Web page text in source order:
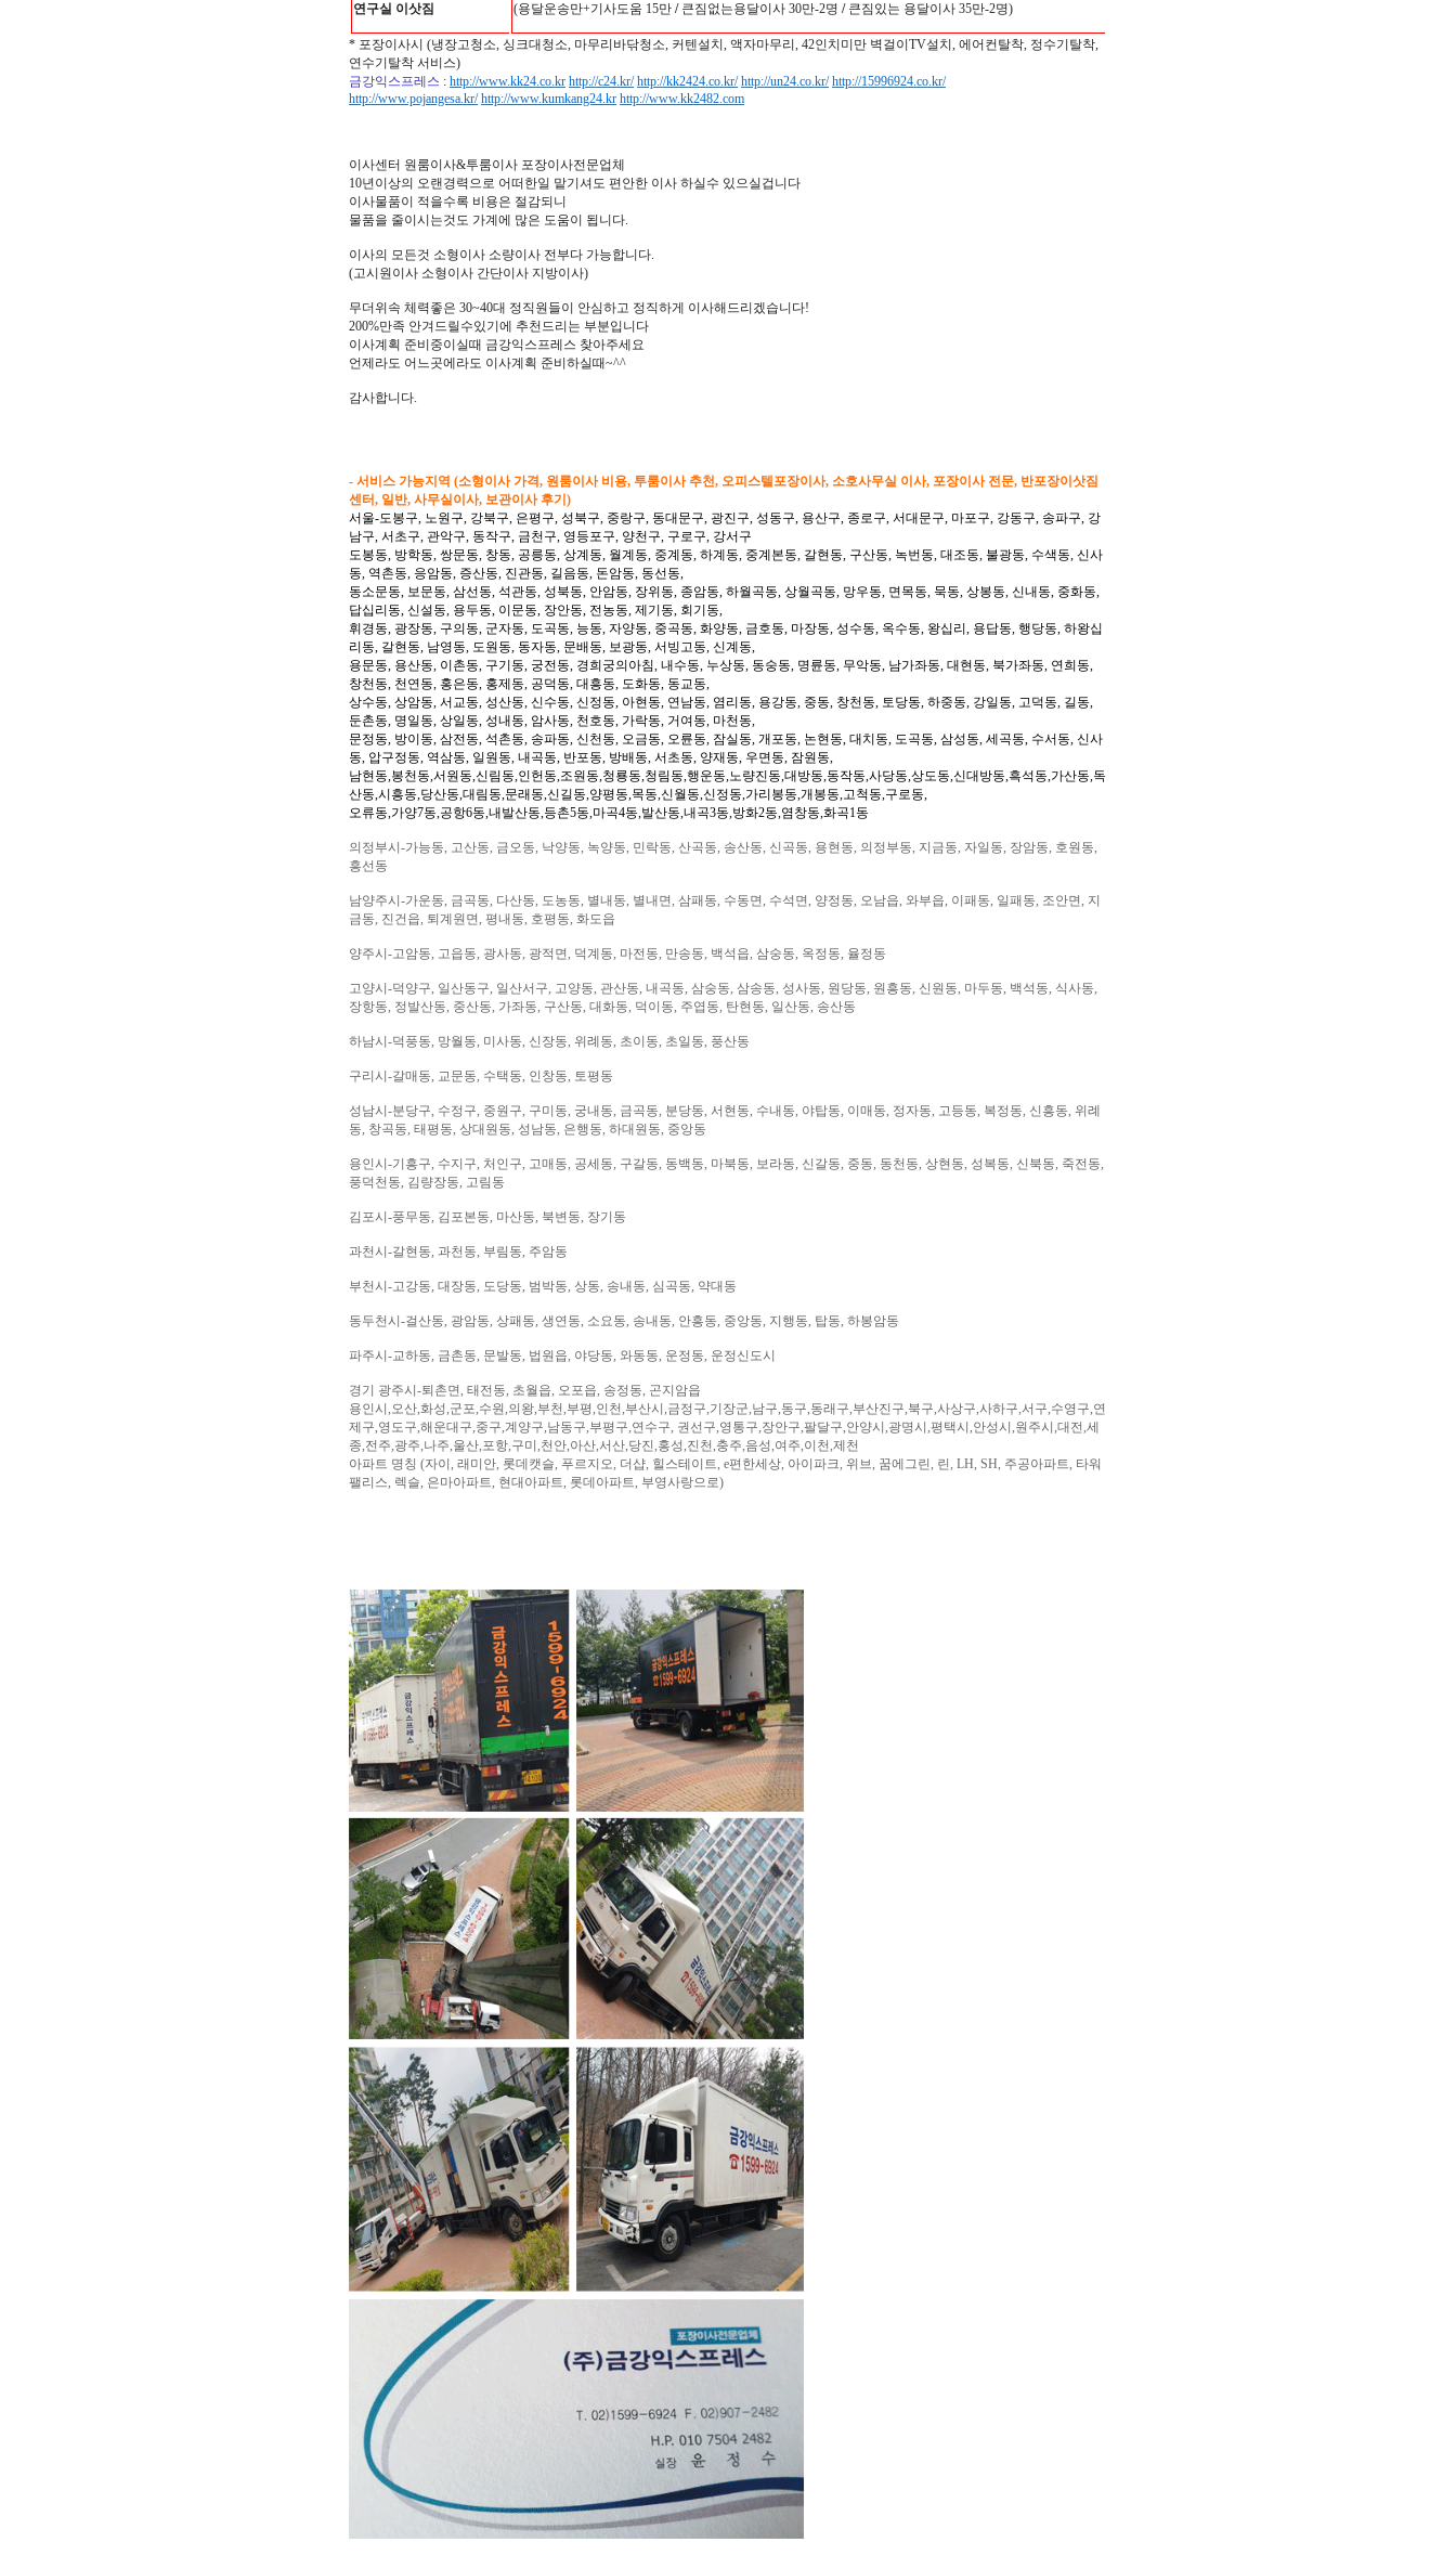
연구실 이삿짐 (용달운송만+기사도움 15만 /큰짐없는용달이사 30만-2명 /큰짐있는 용달이사 35만-2명)
* 포장이사시 (냉장고청소, 싱크대청소, 마무리바닦청소, 커텐설치, 액자마무리, 42인치미만 벽걸이TV설치, 에어컨탈착, 정수기탈착,
연수기탈착 서비스)
금강익스프레스 : http://www.kk24.co.kr http://c24.kr/ http://kk2424.co.kr/ http://un24.co.kr/ http://15996924.co.kr/
http://www.pojangesa.kr/ http://www.kumkang24.kr http://www.kk2482.com
이사센터 원룸이사&투룸이사 포장이사전문업체
10년이상의 오랜경력으로 어떠한일 맡기셔도 편안한 이사 하실수 있으실겁니다
이사물품이 적을수록 비용은 절감되니
물품을 줄이시는것도 가계에 많은 도움이 됩니다.
이사의 모든것 소형이사 소량이사 전부다 가능합니다.
(고시원이사 소형이사 간단이사 지방이사)
무더위속 체력좋은 30~40대 정직원들이 안심하고 정직하게 이사해드리겠습니다!
200%만족 안겨드릴수있기에 추천드리는 부분입니다
이사계획 준비중이실때 금강익스프레스 찾아주세요
언제라도 어느곳에라도 이사계획 준비하실때~^^
감사합니다.
- 서비스 가능지역 (소형이사 가격, 원룸이사 비용, 투룸이사 추천, 오피스텔포장이사, 소호사무실 이사, 포장이사 전문, 반포장이삿짐
센터, 일반, 사무실이사, 보관이사 후기)
서울-도봉구, 노원구, 강북구, 은평구, 성북구, 중랑구, 동대문구, 광진구, 성동구, 용산구, 종로구, 서대문구, 마포구, 강동구, 송파구, 강
남구, 서초구, 관악구, 동작구, 금천구, 영등포구, 양천구, 구로구, 강서구
도봉동, 방학동, 쌍문동, 창동, 공릉동, 상계동, 월계동, 중계동, 하계동, 중계본동, 갈현동, 구산동, 녹번동, 대조동, 불광동, 수색동, 신사
동, 역촌동, 응암동, 증산동, 진관동, 길음동, 돈암동, 동선동,
동소문동, 보문동, 삼선동, 석관동, 성북동, 안암동, 장위동, 종암동, 하월곡동, 상월곡동, 망우동, 면목동, 묵동, 상봉동, 신내동, 중화동,
답십리동, 신설동, 용두동, 이문동, 장안동, 전농동, 제기동, 회기동,
휘경동, 광장동, 구의동, 군자동, 도곡동, 능동, 자양동, 중곡동, 화양동, 금호동, 마장동, 성수동, 옥수동, 왕십리, 용답동, 행당동, 하왕십
리동, 갈현동, 남영동, 도원동, 동자동, 문배동, 보광동, 서빙고동, 신계동,
용문동, 용산동, 이촌동, 구기동, 궁전동, 경희궁의아침, 내수동, 누상동, 동숭동, 명륜동, 무악동, 남가좌동, 대현동, 북가좌동, 연희동,
창천동, 천연동, 홍은동, 홍제동, 공덕동, 대흥동, 도화동, 동교동,
상수동, 상암동, 서교동, 성산동, 신수동, 신정동, 아현동, 연남동, 염리동, 용강동, 중동, 창천동, 토당동, 하중동, 강일동, 고덕동, 길동,
둔촌동, 명일동, 상일동, 성내동, 암사동, 천호동, 가락동, 거여동, 마천동,
문정동, 방이동, 삼전동, 석촌동, 송파동, 신천동, 오금동, 오륜동, 잠실동, 개포동, 논현동, 대치동, 도곡동, 삼성동, 세곡동, 수서동, 신사
동, 압구정동, 역삼동, 일원동, 내곡동, 반포동, 방배동, 서초동, 양재동, 우면동, 잠원동,
남현동,봉천동,서원동,신림동,인헌동,조원동,청룡동,청림동,행운동,노량진동,대방동,동작동,사당동,상도동,신대방동,흑석동,가산동,독
산동,시흥동,당산동,대림동,문래동,신길동,양평동,목동,신월동,신정동,가리봉동,개봉동,고척동,구로동,
오류동,가양7동,공항6동,내발산동,등촌5동,마곡4동,발산동,내곡3동,방화2동,염창동,화곡1동
의정부시-가능동, 고산동, 금오동, 낙양동, 녹양동, 민락동, 산곡동, 송산동, 신곡동, 용현동, 의정부동, 지금동, 자일동, 장암동, 호원동,
흥선동
남양주시-가운동, 금곡동, 다산동, 도농동, 별내동, 별내면, 삼패동, 수동면, 수석면, 양정동, 오남읍, 와부읍, 이패동, 일패동, 조안면, 지
금동, 진건읍, 퇴계원면, 평내동, 호평동, 화도읍
양주시-고암동, 고읍동, 광사동, 광적면, 덕계동, 마전동, 만송동, 백석읍, 삼숭동, 옥정동, 율정동
고양시-덕양구, 일산동구, 일산서구, 고양동, 관산동, 내곡동, 삼숭동, 삼송동, 성사동, 원당동, 원흥동, 신원동, 마두동, 백석동, 식사동,
장항동, 정발산동, 중산동, 가좌동, 구산동, 대화동, 덕이동, 주엽동, 탄현동, 일산동, 송산동
하남시-덕풍동, 망월동, 미사동, 신장동, 위례동, 초이동, 초일동, 풍산동
구리시-갈매동, 교문동, 수택동, 인창동, 토평동
성남시-분당구, 수정구, 중원구, 구미동, 궁내동, 금곡동, 분당동, 서현동, 수내동, 야탑동, 이매동, 정자동, 고등동, 복정동, 신흥동, 위례
동, 창곡동, 태평동, 상대원동, 성남동, 은행동, 하대원동, 중앙동
용인시-기흥구, 수지구, 처인구, 고매동, 공세동, 구갈동, 동백동, 마북동, 보라동, 신갈동, 중동, 동천동, 상현동, 성복동, 신북동, 죽전동,
풍덕천동, 김량장동, 고림동
김포시-풍무동, 김포본동, 마산동, 북변동, 장기동
과천시-갈현동, 과천동, 부림동, 주암동
부천시-고강동, 대장동, 도당동, 범박동, 상동, 송내동, 심곡동, 약대동
동두천시-걸산동, 광암동, 상패동, 생연동, 소요동, 송내동, 안흥동, 중앙동, 지행동, 탑동, 하봉암동
파주시-교하동, 금촌동, 문발동, 법원읍, 야당동, 와동동, 운정동, 운정신도시
경기 광주시-퇴촌면, 태전동, 초월읍, 오포읍, 송정동, 곤지암읍
용인시,오산,화성,군포,수원,의왕,부천,부평,인천,부산시,금정구,기장군,남구,동구,동래구,부산진구,북구,사상구,사하구,서구,수영구,연
제구,영도구,해운대구,중구,계양구,남동구,부평구,연수구, 권선구,영통구,장안구,팔달구,안양시,광명시,평택시,안성시,원주시,대전,세
종,전주,광주,나주,울산,포항,구미,천안,아산,서산,당진,홍성,진천,충주,음성,여주,이천,제천
아파트 명칭 (자이, 래미안, 롯데캣슬, 푸르지오, 더샵, 힐스테이트, e편한세상, 아이파크, 위브, 꿈에그린, 린, LH, SH, 주공아파트, 타워
팰리스, 렉슬, 은마아파트, 현대아파트, 롯데아파트, 부영사랑으로)